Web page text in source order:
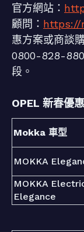
官方網站：
顧問： https://
惠方案或商談
0800-828-880
段。
OPEL 新春優
Mokka 車型
MOKKA
MOKKA
Elegance